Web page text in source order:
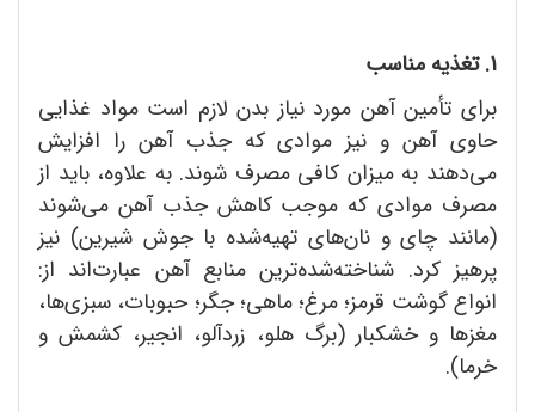
1. تغذیه مناسب
برای تأمین آهن مورد نیاز بدن لازم است مواد غذایی
حاوی آهن و نیز موادی که جذب آهن را افزایش
می‌دهند به میزان کافی مصرف شوند. به علاوه، باید از
مصرف موادی که موجب کاهش جذب آهن می‌شوند
(مانند چای و نان‌های تهیه‌شده با جوش شیرین) نیز
پرهیز کرد. شناخته‌شده‌ترین منابع آهن عبارت‌اند از:
انواع گوشت قرمز؛ مرغ؛ ماهی؛ جگر؛ حبوبات، سبزی‌ها،
مغزها و خشکبار (برگ هلو، زردآلو، انجیر، کشمش و
خرما).